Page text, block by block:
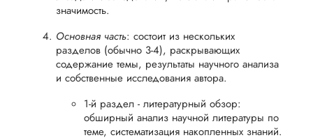
значимость.
Основная часть: состоит из нескольких
разделов (обычно 3-4), раскрывающих
содержание темы, результаты научного анализа
и собственные исследования автора.
1-й раздел - литературный обзор:
обширный анализ научной литературы по
теме, систематизация накопленных знаний.